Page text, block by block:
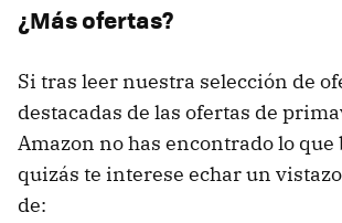
¿Más ofertas?
Si tras leer nuestra selección de
destacadas de las ofertas de
Amazon no has encontrado lo que
quizás te interese echar un
de: